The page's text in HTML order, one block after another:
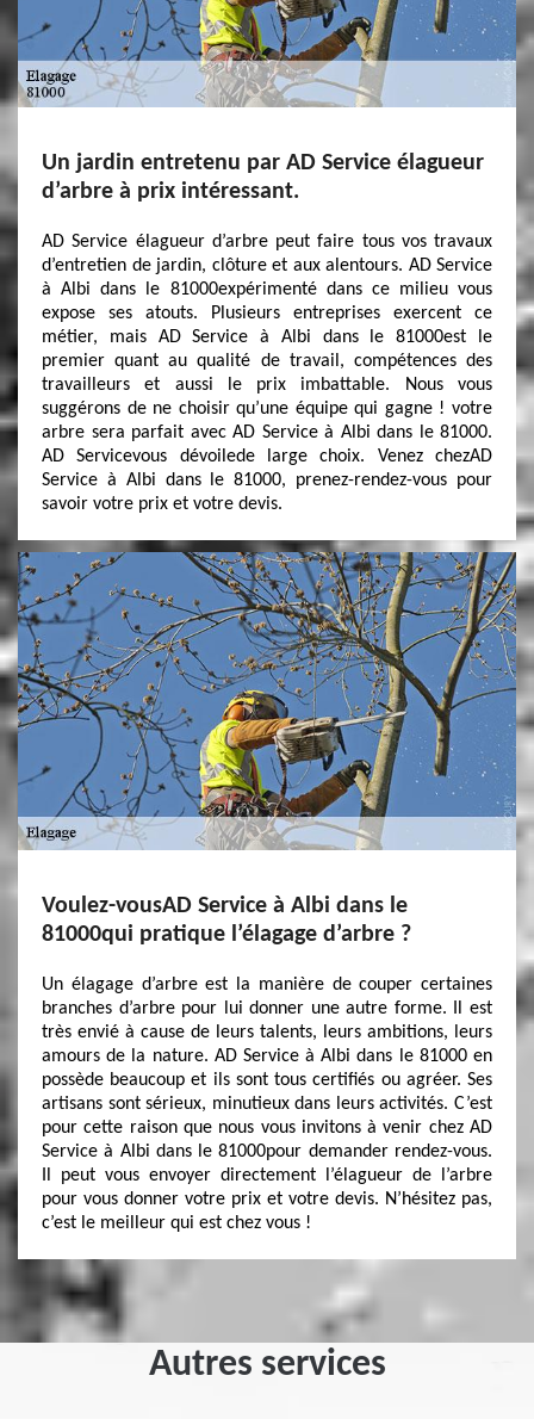
Un jardin entretenu par AD Service élagueur
d’arbre à prix intéressant.
AD Service élagueur d’arbre peut faire tous vos travaux
d’entretien de jardin, clôture et aux alentours. AD Service
à Albi dans le 81000expérimenté dans ce milieu vous
expose ses atouts. Plusieurs entreprises exercent ce
métier, mais AD Service à Albi dans le 81000est le
premier quant au qualité de travail, compétences des
travailleurs et aussi le prix imbattable. Nous vous
suggérons de ne choisir qu’une équipe qui gagne ! votre
arbre sera parfait avec AD Service à Albi dans le 81000.
AD Servicevous dévoilede large choix. Venez chezAD
Service à Albi dans le 81000, prenez-rendez-vous pour
savoir votre prix et votre devis.
Voulez-vousAD Service à Albi dans le
81000qui pratique l’élagage d’arbre ?
Un élagage d’arbre est la manière de couper certaines
branches d’arbre pour lui donner une autre forme. Il est
très envié à cause de leurs talents, leurs ambitions, leurs
amours de la nature. AD Service à Albi dans le 81000 en
possède beaucoup et ils sont tous certifiés ou agréer. Ses
artisans sont sérieux, minutieux dans leurs activités. C’est
pour cette raison que nous vous invitons à venir chez AD
Service à Albi dans le 81000pour demander rendez-vous.
Il peut vous envoyer directement l’élagueur de l’arbre
pour vous donner votre prix et votre devis. N’hésitez pas,
c’est le meilleur qui est chez vous !
Autres services